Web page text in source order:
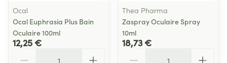
Ocal
Ocal Euphrasia Plus Bain
Oculaire 100ml
12,25 €
Thea Pharma
Zaspray Oculaire Spray
10ml
18,73 €